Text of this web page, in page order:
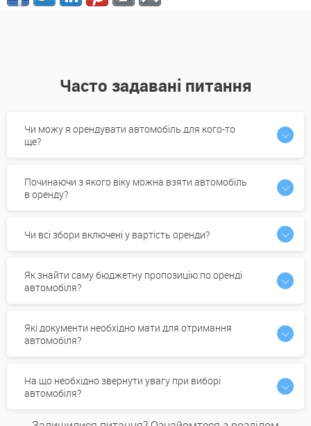
Часто задавані питання
Чи можу я орендувати автомобіль для кого-то
ще?
Починаючи з якого віку можна взяти автомобіль
в оренду?
Чи всі збори включені у вартість оренди?
Як знайти саму бюджетну пропозицію по оренді
автомобіля?
Які документи необхідно мати для отримання
автомобіля?
На що необхідно звернути увагу при виборі
автомобіля?